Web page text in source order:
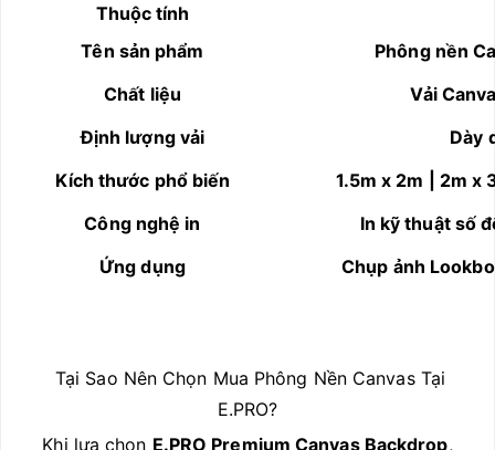
Thuộc tính
Tên sản phẩm
Phông nền
Chất liệu
Vải
Định lượng vải
Dày
Kích thước phổ biến
1.5m x 2m | 2m x
Công nghệ in
In kỹ thuật số
Ứng dụng
Chụp ảnh
Tại Sao Nên Chọn Mua Phông Nền Canvas Tại
E.PRO?
Khi lựa chọn E.PRO Premium Canvas Backdrop,